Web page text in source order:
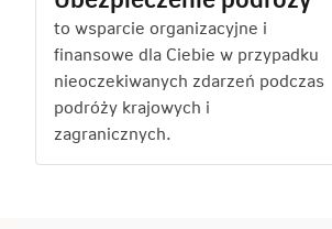
to wsparcie organizacyjne i
finansowe dla Ciebie w przypadku
nieoczekiwanych zdarzeń podczas
podróży krajowych i
zagranicznych.